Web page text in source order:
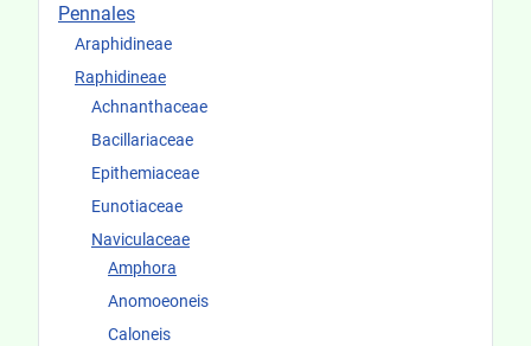
Pennales
Araphidineae
Raphidineae
Achnanthaceae
Bacillariaceae
Epithemiaceae
Eunotiaceae
Naviculaceae
Amphora
Anomoeoneis
Caloneis